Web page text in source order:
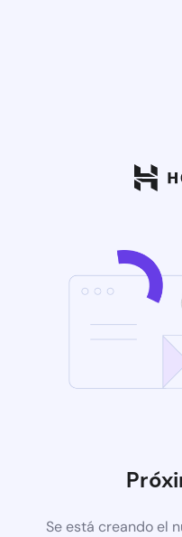
Se está creando el